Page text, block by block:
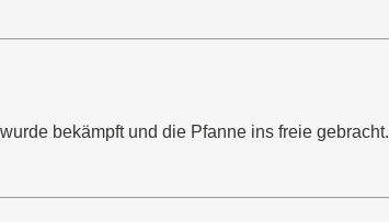
bekämpft und die Pfanne ins freie gebracht.